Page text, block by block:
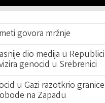
govora mržnje
dio medija u Republici
genocid u Srebrenici
u Gazi razotkrio granice
na Zapadu